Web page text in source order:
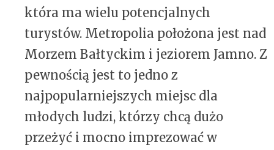
która ma wielu potencjalnych
turystów. Metropolia położona jest nad
Morzem Bałtyckim i jeziorem Jamno. Z
pewnością jest to jedno z
najpopularniejszych miejsc dla
młodych ludzi, którzy chcą dużo
przeżyć i mocno imprezować w